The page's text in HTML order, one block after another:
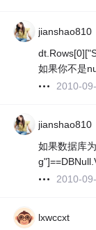
jianshao810
如果你不是
2010-
jianshao810
如果数据库
2010-
lxwccxt